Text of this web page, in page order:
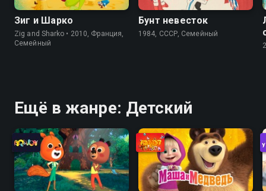
Зиг и Шарко
Zig and Sharko • 2010, Франция,
Семейный
Бунт невесток
1984, СССР, Семейный
Ещё в жанре: Детский